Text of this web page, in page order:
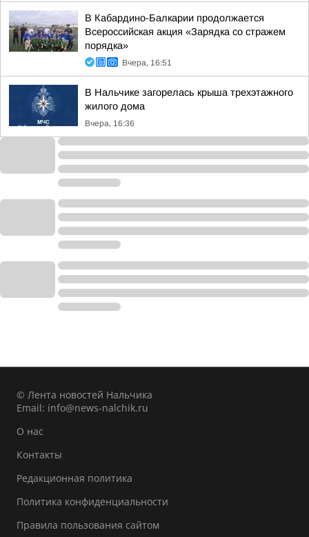
В Кабардино-Балкарии продолжается
Всероссийская акция «Зарядка со стражем
порядка»
Вчера, 16:51
В Нальчике загорелась крыша трехэтажного
жилого дома
Вчера, 16:36
© Лента новостей Нальчика
Email: info@news-nalchik.ru
О нас
Контакты
Редакционная политика
Политика конфиденциальности
Правила пользования сайтом